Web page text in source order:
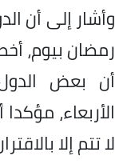
وأشار إلى أن
رمضان بيوم،
أن بعض
الأربعاء،
لا تتم إلا